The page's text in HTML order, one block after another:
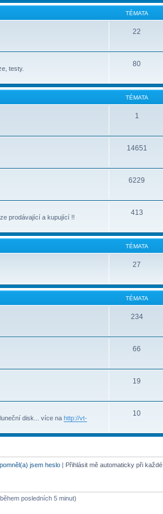
TÉMATA
22
testy.
80
TÉMATA
1
14651
6229
prodávající a kupující !!
413
TÉMATA
27
TÉMATA
234
66
19
disk... více na http://vt-
10
jsem heslo Přihlásit mě automaticky při
posledních 5 minut)